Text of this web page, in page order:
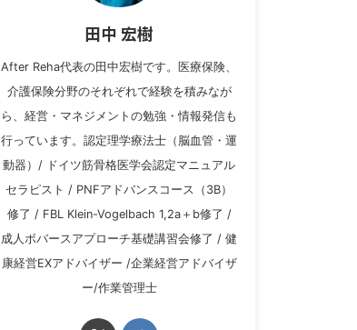
田中 宏樹
After Reha代表の田中宏樹です。医療保険、
介護保険分野のそれぞれで経験を積みなが
ら、経営・マネジメントの勉強・情報発信も
行っています。認定理学療法士（脳血管・運
動器）/ ドイツ筋骨格医学会認定マニュアル
セラピスト / PNFアドバンスコース（3B）
修了 / FBL Klein-Vogelbach 1,2a＋b修了 /
成人ボバースアプローチ基礎講習会修了 / 健
康経営EXアドバイザー /企業経営アドバイザ
ー/作業管理士